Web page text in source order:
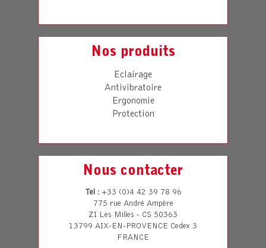
Nos produits
Eclairage
Antivibratoire
Ergonomie
Protection
Nous contacter
Tel : +33 (0)4 42 39 78 96
775 rue André Ampère
ZI Les Milles - CS 50363
13799 AIX-EN-PROVENCE Cedex 3
FRANCE